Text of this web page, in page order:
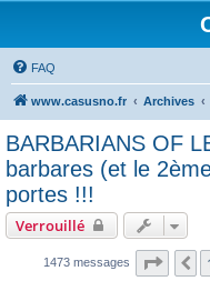
FAQ
www.casusno.fr Archives
BARBARIANS OF
barbares (et le
portes !!!
Verrouillé
1473 messages Page